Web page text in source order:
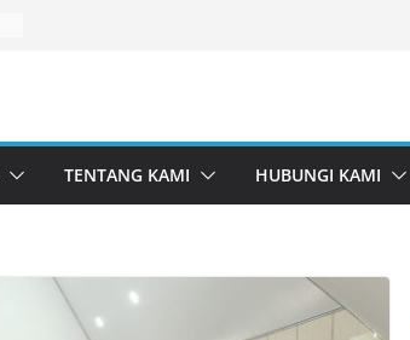
TENTANG KAMI HUBUNGI KAMI